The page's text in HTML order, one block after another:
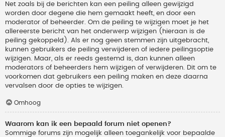
Net zoals bij de berichten kan een peiling alleen gewijzigd
worden door degene die hem gemaakt heeft, en door een
moderator of beheerder. Om de peiling te wijzigen moet je het
allereerste bericht van het onderwerp wijzigen (hieraan is de
peiling gekoppeld). Als er nog geen stemmen zijn uitgebracht,
kunnen gebruikers de peiling verwijderen of iedere peilingsoptie
wijzigen. Maar, als er reeds gestemd is, dan kunnen alleen
moderators of beheerders hem wijzigen of verwijderen. Dit om te
voorkomen dat gebruikers een peiling maken en deze daarna
vervalsen door de opties te wijzigen.
Omhoog
Waarom kan ik een bepaald forum niet openen?
Sommige forums zijn mogelijk alleen toegankelijk voor bepaalde